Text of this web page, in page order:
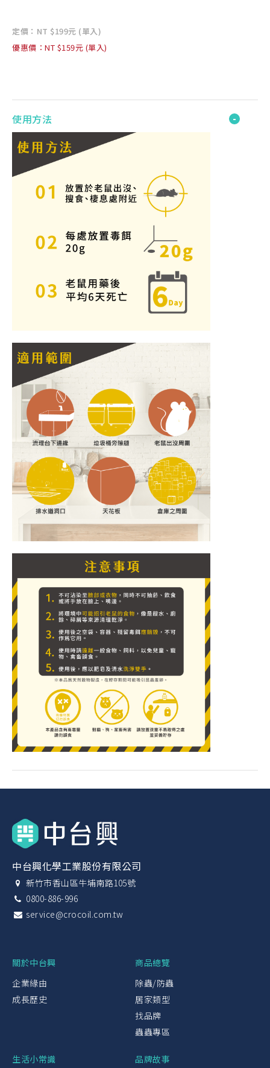
定價：NT $199元 (單入)
優惠價：NT $159元 (單入)
使用方法
中台興化學工業股份有限公司
新竹市香山區牛埔南路105號
0800-886-996
service@crocoil.com.tw
關於中台興
企業緣由
成長歷史
商品總覽
除蟲/防蟲
居家類型
找品牌
蟲蟲專區
生活小常識 品牌故事